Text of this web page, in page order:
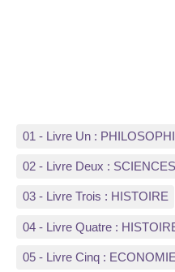
01 - Livre Un :
02 - Livre Deux : SCIENCES
03 - Livre Trois : HISTOIRE
04 - Livre Quatre :
05 - Livre Cinq :